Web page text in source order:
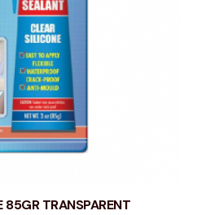
85GR TRANSPARENT